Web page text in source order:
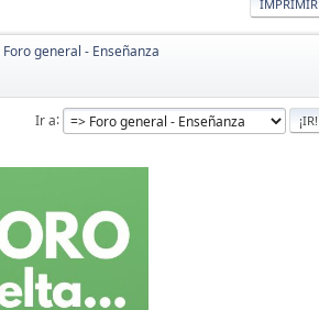
IMPRIMIR
Foro general - Enseñanza
Ir a